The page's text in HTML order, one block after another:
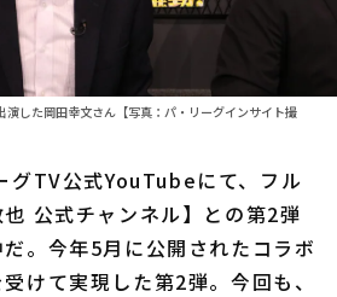
ルデンイーグルス
オンズ
演した岡田幸文さん【写真：パ・リーグインサイト撮
グTV公式YouTubeにて、フル
公式チャンネル】との第2弾
。今年5月に公開されたコラボ
けて実現した第2弾。今回も、